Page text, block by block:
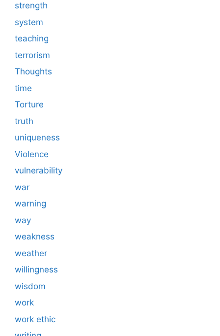
strength
system
teaching
terrorism
Thoughts
time
Torture
truth
uniqueness
Violence
vulnerability
war
warning
way
weakness
weather
willingness
wisdom
work
work ethic